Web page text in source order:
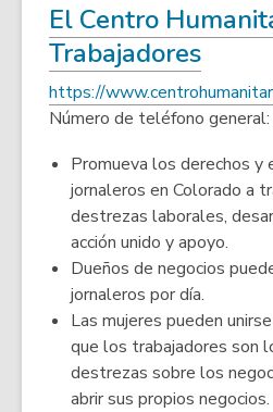
El Centro
Trabajadores,
opens
a
new
https://
Número de teléfono
Promueva los derechos
jornaleros en Colorado a
destrezas laborales,
acción unido y apoyo.
Dueños de negocios
jornaleros por día.
Las mujeres pueden
que los trabajadores son
destrezas sobre los
abrir sus propios negocios.